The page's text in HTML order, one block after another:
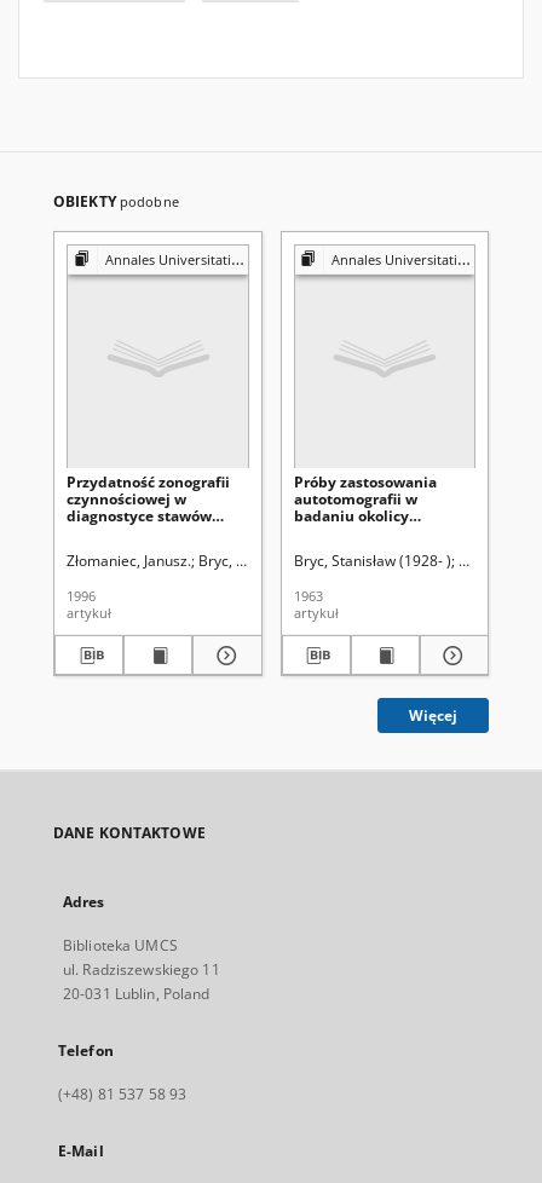
OBIEKTY podobne
Annales Universitatis Mariae Curie-Skłodowska. Sectio D, Medicina
Przydatność zonografii
czynnościowej w
diagnostyce stawów
Złomaniec, Janusz. Bryc, Stanisław (1928- ). Bryc, Stanisław (1928- ).
1996
artykuł
Annales Universitatis Mariae Curie-Skłodowska. Sectio D, Medicina
Próby zastosowania
autotomografii w
badaniu okolicy
Bryc, Stanisław (1928- ) Krwawicz,
1963
artykuł
Więcej
DANE KONTAKTOWE
Adres
Biblioteka UMCS
ul. Radziszewskiego 11
20-031 Lublin, Poland
Telefon
(+48) 81 537 58 93
E-Mail